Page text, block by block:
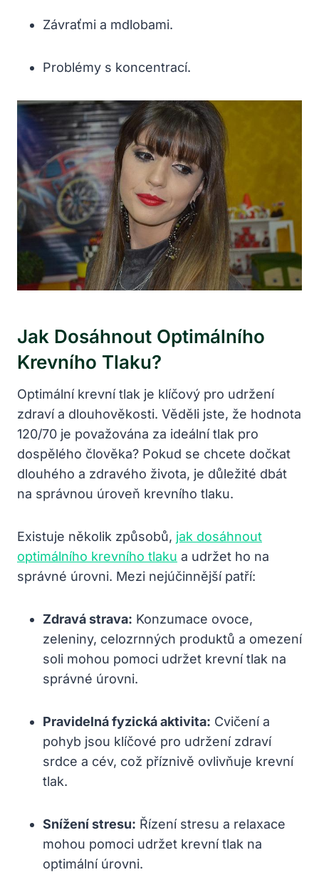
Závraťmi a mdlobami.
Problémy s koncentrací.
Jak Dosáhnout Optimálního
Krevního Tlaku?
Optimální krevní tlak je klíčový ​pro udržení
zdraví a⁢ dlouhověkosti. Věděli jste, že hodnota
120/70 je považována za ideální tlak pro
dospělého člověka? Pokud se chcete dočkat⁣
dlouhého ​a zdravého života,⁤ je⁣ důležité dbát
na ⁤správnou úroveň krevního tlaku.
Existuje ​několik způsobů, jak dosáhnout
optimálního krevního tlaku a‍ udržet⁣ ho na
‌správné úrovni. Mezi nejúčinnější patří:
Zdravá strava: Konzumace ‍ovoce,
zeleniny, celozrnných⁢ produktů a ⁢omezení‌
soli mohou ⁢pomoci‍ udržet ⁢krevní tlak na
správné úrovni.
Pravidelná⁣ fyzická aktivita: Cvičení ‌a
pohyb jsou klíčové ‌pro udržení zdraví
srdce a cév, ⁤což příznivě​ ovlivňuje krevní
‍tlak.
Snížení stresu: Řízení⁢ stresu⁢ a relaxace
⁤mohou pomoci udržet krevní tlak na
optimální úrovni.